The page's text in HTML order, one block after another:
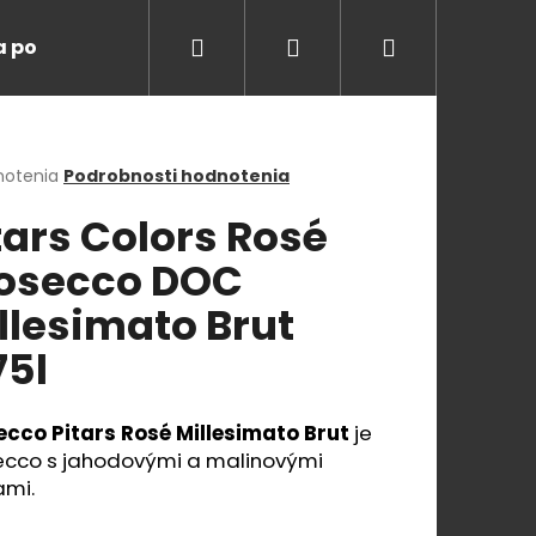
Degustácie
Hľadať Prihlásenie
Podrobnosti hodnotenia
Colors Rosé
DOC
Brut
Pitars Rosé Millesimato Brut je
s jahodovými a malinovýmiNasledujúce